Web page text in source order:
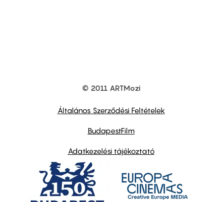
© 2011 ARTMozi
Általános Szerződési Feltételek
BudapestFilm
Adatkezelési tájékoztató